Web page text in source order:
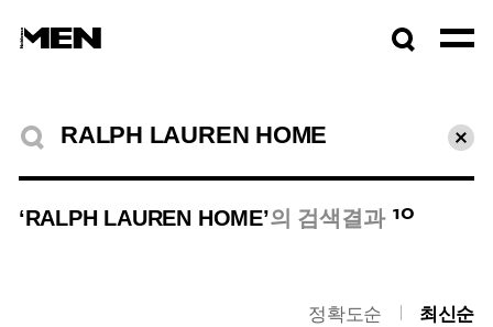
검색결과
초기
‘RALPH LAUREN HOME’의 검색결과 10
정확도순 최신순